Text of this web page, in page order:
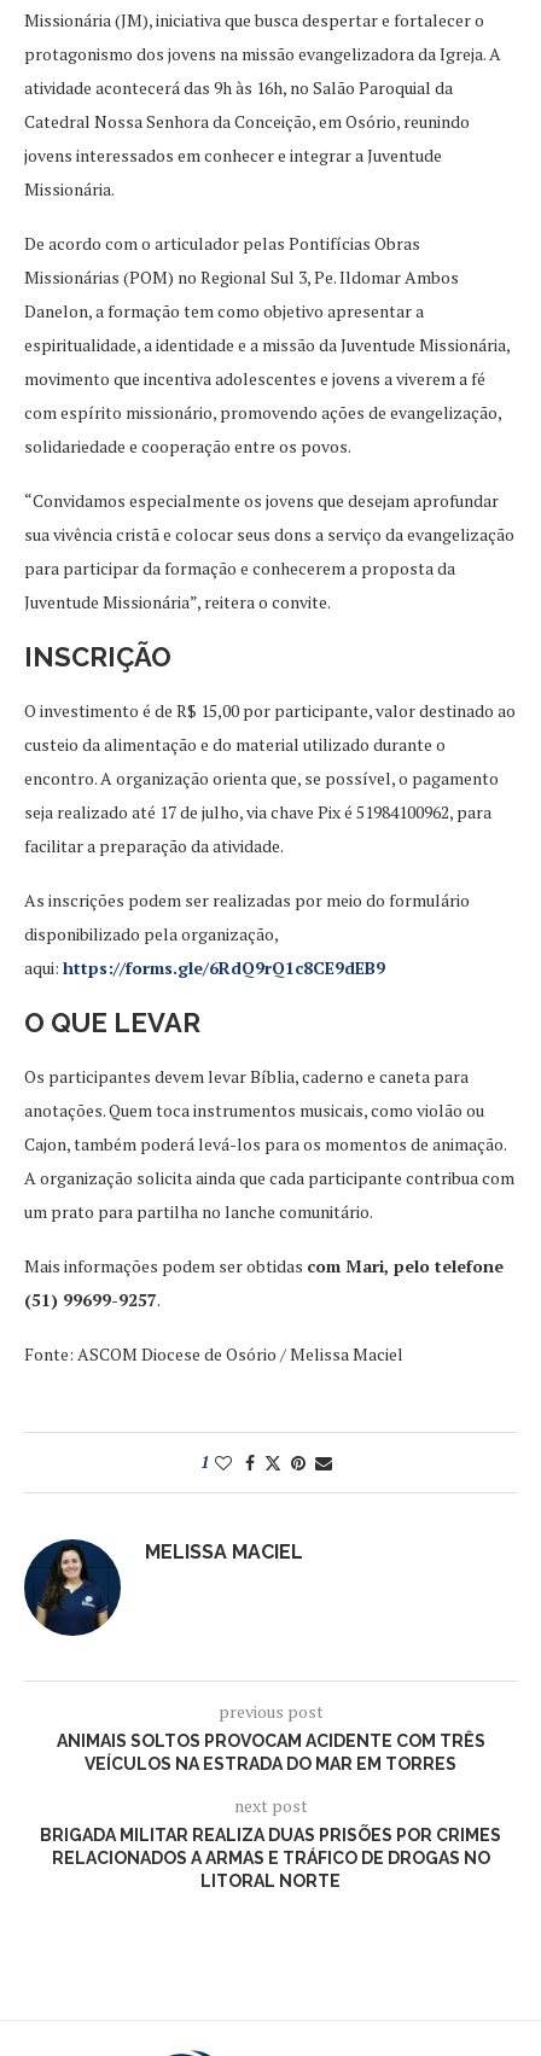
Missionária (JM), iniciativa que busca despertar e fortalecer o
protagonismo dos jovens na missão evangelizadora da Igreja. A
atividade acontecerá das 9h às 16h, no Salão Paroquial da
Catedral Nossa Senhora da Conceição, em Osório, reunindo
jovens interessados em conhecer e integrar a Juventude
Missionária.
De acordo com o articulador pelas Pontifícias Obras
Missionárias (POM) no Regional Sul 3, Pe. Ildomar Ambos
Danelon, a formação tem como objetivo apresentar a
espiritualidade, a identidade e a missão da Juventude Missionária,
movimento que incentiva adolescentes e jovens a viverem a fé
com espírito missionário, promovendo ações de evangelização,
solidariedade e cooperação entre os povos.
“Convidamos especialmente os jovens que desejam aprofundar
sua vivência cristã e colocar seus dons a serviço da evangelização
para participar da formação e conhecerem a proposta da
Juventude Missionária”, reitera o convite.
INSCRIÇÃO
O investimento é de R$ 15,00 por participante, valor destinado ao
custeio da alimentação e do material utilizado durante o
encontro. A organização orienta que, se possível, o pagamento
seja realizado até 17 de julho, via chave Pix é 51984100962, para
facilitar a preparação da atividade.
As inscrições podem ser realizadas por meio do formulário
disponibilizado pela organização,
aqui: https://forms.gle/6RdQ9rQ1c8CE9dEB9
O QUE LEVAR
Os participantes devem levar Bíblia, caderno e caneta para
anotações. Quem toca instrumentos musicais, como violão ou
Cajon, também poderá levá-los para os momentos de animação.
A organização solicita ainda que cada participante contribua com
um prato para partilha no lanche comunitário.
Mais informações podem ser obtidas com Mari, pelo telefone
(51) 99699-9257.
Fonte: ASCOM Diocese de Osório / Melissa Maciel
1
MELISSA MACIEL
previous post
ANIMAIS SOLTOS PROVOCAM ACIDENTE COM TRÊS
VEÍCULOS NA ESTRADA DO MAR EM TORRES
next post
BRIGADA MILITAR REALIZA DUAS PRISÕES POR CRIMES
RELACIONADOS A ARMAS E TRÁFICO DE DROGAS NO
LITORAL NORTE